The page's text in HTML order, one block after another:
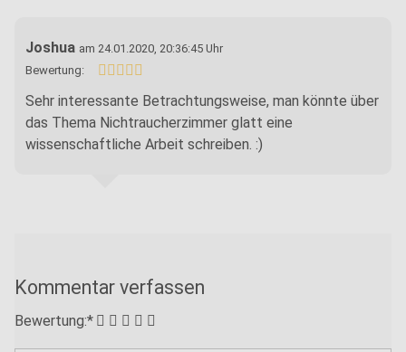
Joshua am 24.01.2020, 20:36:45 Uhr
Bewertung:
Sehr interessante Betrachtungsweise, man könnte über
das Thema Nichtraucherzimmer glatt eine
wissenschaftliche Arbeit schreiben. :)
Kommentar verfassen
Bewertung:*